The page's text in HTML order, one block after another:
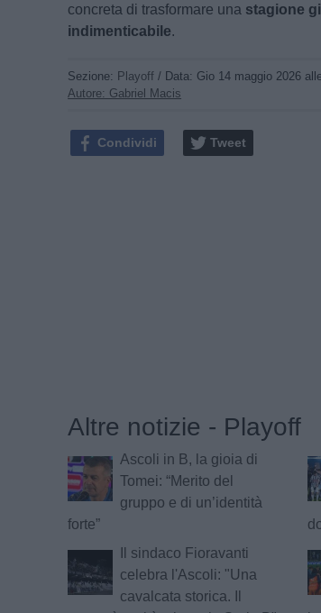
concreta di trasformare una stagione
indimenticabile.
Sezione: Playoff / Data: Gio 14 maggio 2026
Autore: Gabriel Macis
Condividi Tweet
Altre notizie - Playoff
Ascoli in B, la gioia di
Tomei: “Merito del
gruppo e di un’identità
forte”
Il sindaco Fioravanti
celebra l'Ascoli: "Una
cavalcata storica. Il